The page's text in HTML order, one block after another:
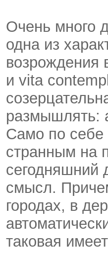
Очень много
одна из
возрождения
и vita
размышлять:
Само по себе
странным на
сегодняшний
смысл.
городах, в
таковая